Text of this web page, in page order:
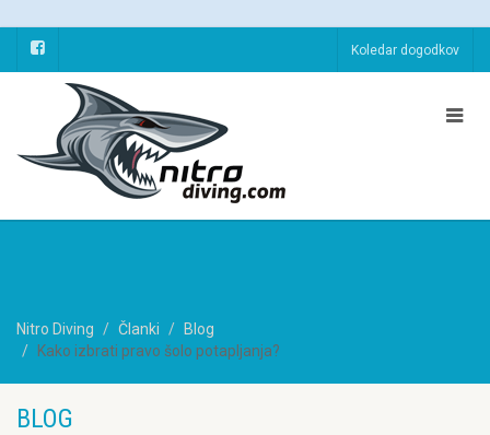
Koledar dogodkov
Nitro Diving Članki
Blog
Kako izbrati pravo šolo potapljanja?
BLOG